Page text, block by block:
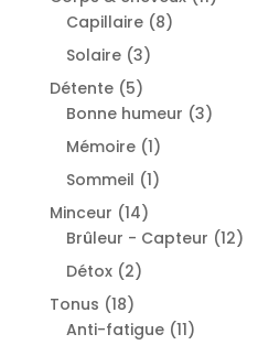
Capillaire 88
Solaire 33
products
Détente 55
products
Bonne humeur 33
Mémoire 11
product
Sommeil 11
Minceur 1414
products
Brûleur - Capteur 1212
Détox 22
products
Tonus 1818
products
Anti-fatigue 1111